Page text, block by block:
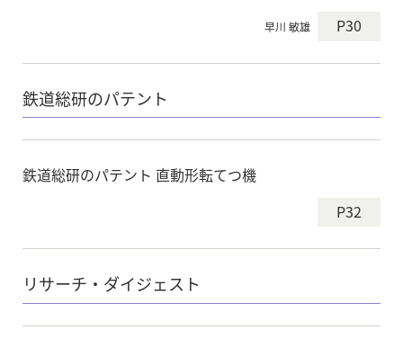
早川 敏雄 P30
鉄道総研のパテント
鉄道総研のパテント 直動形転てつ機
P32
リサーチ・ダイジェスト